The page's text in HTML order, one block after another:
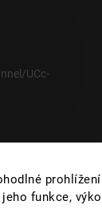
funkce,
UCc-